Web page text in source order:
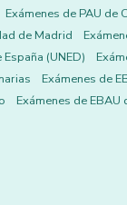
Exámenes de PAU de
de Madrid
(UNED)
Exámenes de
Exámenes de